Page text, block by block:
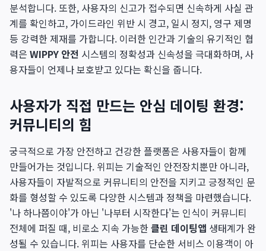
분석합니다. 또한, 사용자의 신고가 접수되면 신속하게 사실 관
계를 확인하고, 가이드라인 위반 시 경고, 일시 정지, 영구 제명
등 강력한 제재를 가합니다. 이러한 인간과 기술의 유기적인 협
력은 WIPPY 안전 시스템의 정확성과 신속성을 극대화하며, 사
용자들이 언제나 보호받고 있다는 확신을 줍니다.
사용자가 직접 만드는 안심 데이팅 환경:
커뮤니티의 힘
궁극적으로 가장 안전하고 건강한 플랫폼은 사용자들이 함께
만들어가는 것입니다. 위피는 기술적인 안전장치뿐만 아니라,
사용자들이 자발적으로 커뮤니티의 안전을 지키고 긍정적인 문
화를 형성할 수 있도록 다양한 시스템과 정책을 마련했습니다.
'나 하나쯤이야'가 아닌 '나부터 시작한다'는 인식이 커뮤니티
전체에 퍼질 때, 비로소 지속 가능한클린 데이팅앱 생태계가 완
성될 수 있습니다. 위피는 사용자를 단순한 서비스 이용객이 아